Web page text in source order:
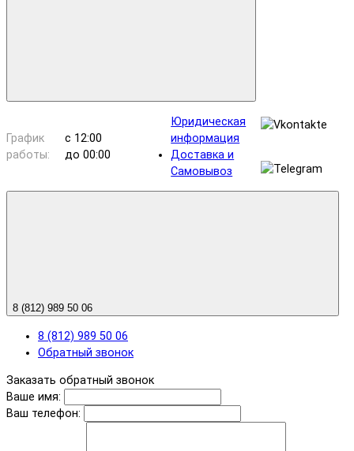
График
работы:
с 12:00
до 00:00
Юридическая
информация
Доставка и
Самовывоз
8 (812) 989 50 06
8 (812) 989 50 06
Обратный звонок
Заказать обратный звонок
Ваше имя:
Ваш телефон: